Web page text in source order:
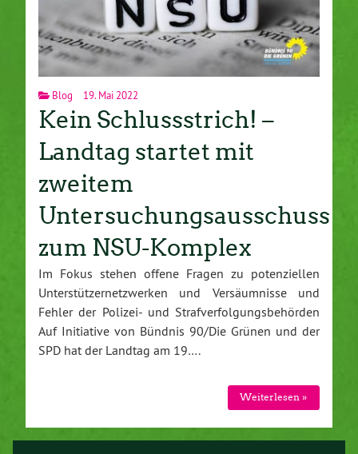
Blog 19. Mai 2022
Kein Schlussstrich! –
Landtag startet mit
zweitem
Untersuchungsausschuss
zum NSU-Komplex
Im Fokus stehen offene Fragen zu potenziellen
Unterstützernetzwerken und Versäumnisse und
Fehler der Polizei- und Strafverfolgungsbehörden
Auf Initiative von Bündnis 90/Die Grünen und der
SPD hat der Landtag am 19….
Weiterlesen »